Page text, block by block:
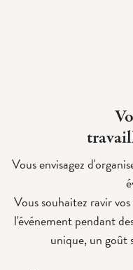
Vous envisagez
Vous souhaitez ravir
l'événement pendant
unique, un goût